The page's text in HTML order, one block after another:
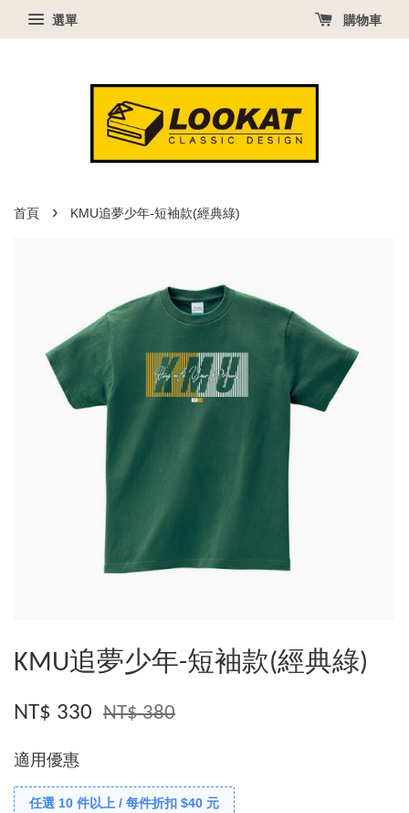
選單 購物車
首頁 › KMU追夢少年-短袖款(經典綠)
KMU追夢少年-短袖款(經典綠)
NT$ 330 NT$ 380
適用優惠
任選 10 件以上 / 每件折扣 $40 元